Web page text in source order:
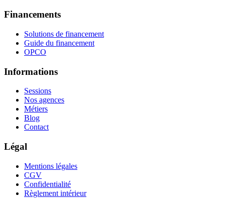
Financements
Solutions de financement
Guide du financement
OPCO
Informations
Sessions
Nos agences
Métiers
Blog
Contact
Légal
Mentions légales
CGV
Confidentialité
Règlement intérieur